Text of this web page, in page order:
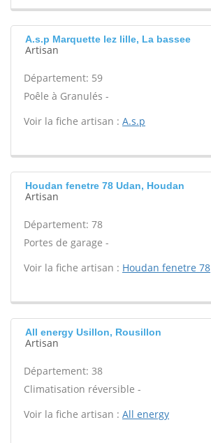
A.s.p Marquette lez lille, La bassee
Artisan
Département: 59
Poêle à Granulés -
Voir la fiche artisan : A.s.p
Houdan fenetre 78 Udan, Houdan
Artisan
Département: 78
Portes de garage -
Voir la fiche artisan : Houdan fenetre 78
All energy Usillon, Rousillon
Artisan
Département: 38
Climatisation réversible -
Voir la fiche artisan : All energy